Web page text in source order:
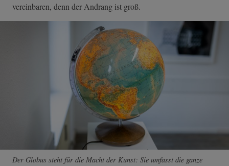
vereinbaren, denn der Andrang ist groß.
Der Globus steht für die Macht der Kunst: Sie umfasst die ganze